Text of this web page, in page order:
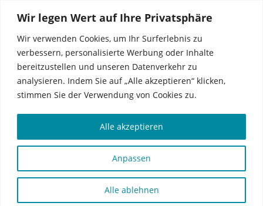
Wir legen Wert auf Ihre Privatsphäre
Wir verwenden Cookies, um Ihr Surferlebnis zu
verbessern, personalisierte Werbung oder Inhalte
bereitzustellen und unseren Datenverkehr zu
analysieren. Indem Sie auf „Alle akzeptieren“ klicken,
stimmen Sie der Verwendung von Cookies zu.
Anpassen
Alle ablehnen
Alle akzeptieren
MENU KONTAKT